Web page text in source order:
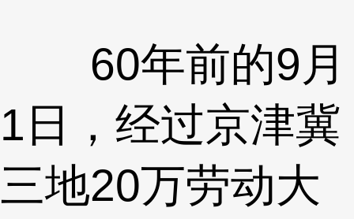
60年前的9月
1日，经过京津冀
三地20万劳动大